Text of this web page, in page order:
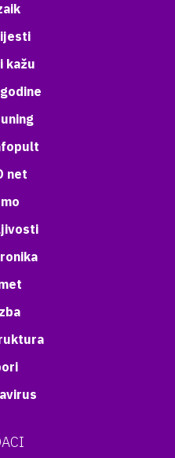
kažu
net